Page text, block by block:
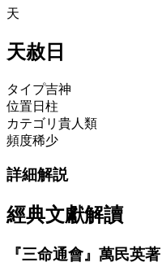
天
天赦日
タイプ吉神
位置 日柱
カテゴリ 貴人類
頻度稀少
詳細解説
經典文獻解讀
『三命通會』萬民英